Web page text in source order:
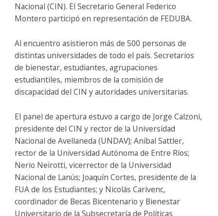
Nacional (CIN). El Secretario General Federico
Montero participó en representación de FEDUBA.
Al encuentro asistieron más de 500 personas de
distintas universidades de todo el país. Secretarios
de bienestar, estudiantes, agrupaciones
estudiantiles, miembros de la comisión de
discapacidad del CIN y autoridades universitarias.
El panel de apertura estuvo a cargo de Jorge Calzoni,
presidente del CIN y rector de la Universidad
Nacional de Avellaneda (UNDAV); Aníbal Sattler,
rector de la Universidad Autónoma de Entre Ríos;
Nerio Neirotti, vicerrector de la Universidad
Nacional de Lanús; Joaquín Cortes, presidente de la
FUA de los Estudiantes; y Nicolás Carivenc,
coordinador de Becas Bicentenario y Bienestar
Universitario de la Subsecretaría de Políticas